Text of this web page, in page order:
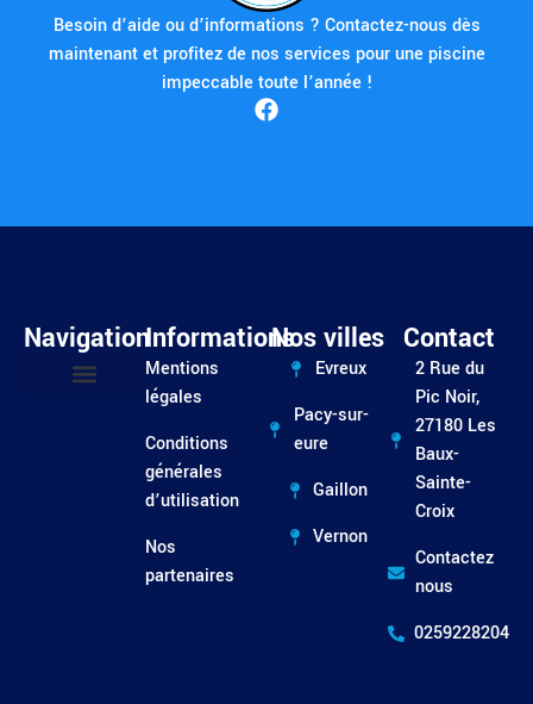
Besoin d’aide ou d’informations ? Contactez-nous dès
maintenant et profitez de nos services pour une piscine
impeccable toute l’année !
NavigationInformations
Mentions
légales
Conditions
générales
d’utilisation
Nos
partenaires
Nos villes
Evreux
Pacy-sur-
eure
Gaillon
Vernon
Contact
2 Rue du
Pic Noir,
27180 Les
Baux-
Sainte-
Croix
Contactez
nous
0259228204